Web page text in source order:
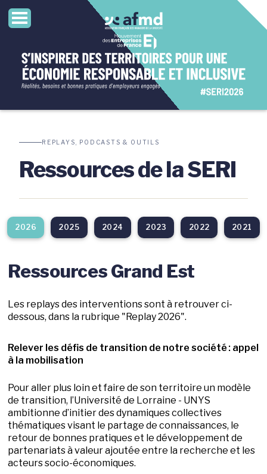
REPLAYS, PODCASTS & OUTILS
Ressources de la SERI
2026 2025 2024 2023 2022 2021
Ressources Grand Est
Les replays des interventions sont à retrouver ci-
dessous, dans la rubrique "Replay 2026".
Relever les défis de transition de notre société : appel
à la mobilisation
Pour aller plus loin et faire de son territoire un modèle
de transition, l’Université de Lorraine - UNYS
ambitionne d’initier des dynamiques collectives
thématiques visant le partage de connaissances, le
retour de bonnes pratiques et le développement de
partenariats à valeur ajoutée entre la recherche et les
acteurs socio-économiques.